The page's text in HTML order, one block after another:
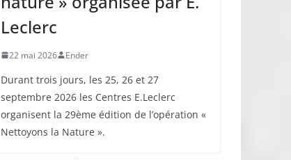
Leclerc
22 mai 2026 Ender
Durant trois jours, les 25, 26 et 27
septembre 2026 les Centres E.Leclerc
organisent la 29ème édition de l’opération «
Nettoyons la Nature ».